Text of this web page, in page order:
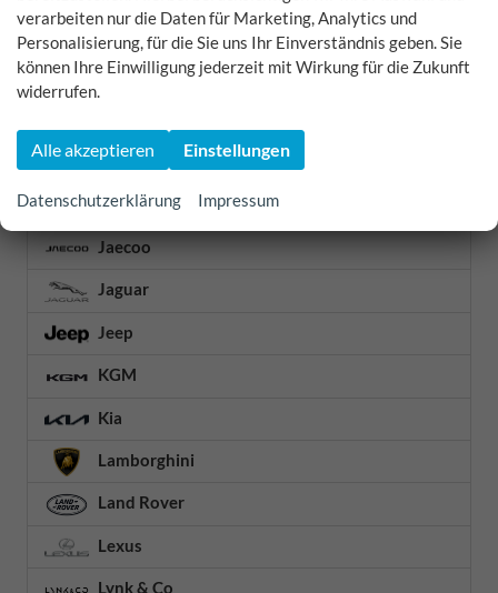
Honda
Hyundai
Isuzu
Iveco
Jaecoo
Jaguar
Jeep
KGM
Kia
Lamborghini
Land Rover
Lexus
Lynk & Co
verarbeiten nur die Daten für Marketing, Analytics und
Personalisierung, für die Sie uns Ihr Einverständnis geben. Sie
können Ihre Einwilligung jederzeit mit Wirkung für die Zukunft
widerrufen.
Alle akzeptieren Einstellungen
Datenschutzerklärung Impressum